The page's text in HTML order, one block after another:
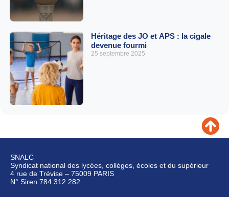
Héritage des JO et APS : la cigale
devenue fourmi
25 septembre 2025
SNALC
Syndicat national des lycées, collèges, écoles et du supérieur
4 rue de Trévise – 75009 PARIS
N° Siren 784 312 282